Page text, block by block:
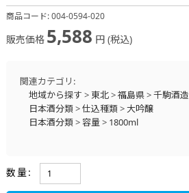
商品コード:004-0594-020
販売価格 5,588 円 (税込)
関連カテゴリ:
地域から探す > 東北>福島県>千駒酒造
日本酒分類>仕込種類>大吟醸
日本酒分類>容量> 1800ml
数量: